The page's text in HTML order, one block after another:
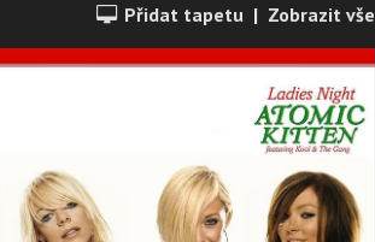
Přidat tapetu | Zobrazit vše